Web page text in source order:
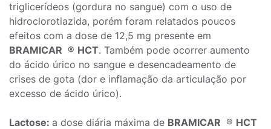
triglicerídeos (gordura no sangue) com o uso de
hidroclorotiazida, porém foram relatados poucos
efeitos com a dose de 12,5 mg presente em
BRAMICAR ® HCT. Também pode ocorrer aumento
do ácido úrico no sangue e desencadeamento de
crises de gota (dor e inflamação da articulação por
excesso de ácido úrico).
Lactose: a dose diária máxima de BRAMICAR ® HCT